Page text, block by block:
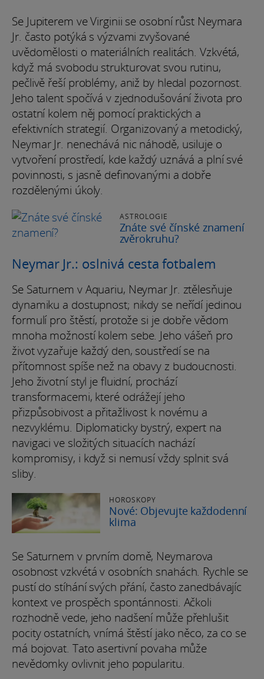
Se Jupiterem ve Virginii se osobní růst Neymara
Jr. často potýká s výzvami zvyšované
uvědomělosti o materiálních realitách. Vzkvétá,
když má svobodu strukturovat svou rutinu,
pečlivě řeší problémy, aniž by hledal pozornost.
Jeho talent spočívá v zjednodušování života pro
ostatní kolem něj pomocí praktických a
efektivních strategií. Organizovaný a metodický,
Neymar Jr. nenechává nic náhodě, usiluje o
vytvoření prostředí, kde každý uznává a plní své
povinnosti, s jasně definovanými a dobře
rozdělenými úkoly.
ASTROLOGIE
Znáte své čínské znamení
zvěrokruhu?
Neymar Jr.: oslnivá cesta fotbalem
Se Saturnem v Aquariu, Neymar Jr. ztělesňuje
dynamiku a dostupnost; nikdy se neřídí jedinou
formulí pro štěstí, protože si je dobře vědom
mnoha možností kolem sebe. Jeho vášeň pro
život vyzařuje každý den, soustředí se na
přítomnost spíše než na obavy z budoucnosti.
Jeho životní styl je fluidní, prochází
transformacemi, které odrážejí jeho
přizpůsobivost a přitažlivost k novému a
nezvyklému. Diplomaticky bystrý, expert na
navigaci ve složitých situacích nachází
kompromisy, i když si nemusí vždy splnit svá
sliby.
HOROSKOPY
Nové: Objevujte každodenní
klima
Se Saturnem v prvním domě, Neymarova
osobnost vzkvétá v osobních snahách. Rychle se
pustí do stíhání svých přání, často zanedbávajíc
kontext ve prospěch spontánnosti. Ačkoli
rozhodně vede, jeho nadšení může přehlušit
pocity ostatních, vnímá štěstí jako něco, za co se
má bojovat. Tato asertivní povaha může
nevědomky ovlivnit jeho popularitu.